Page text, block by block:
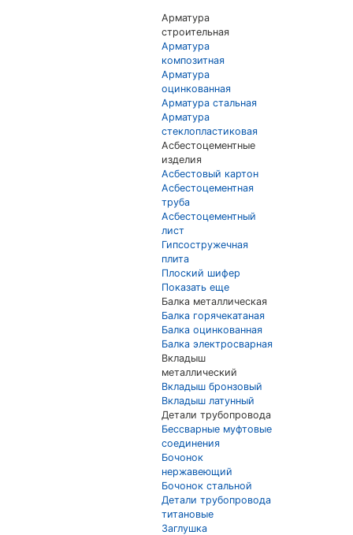
Арматура
строительная
Арматура
композитная
Арматура
оцинкованная
Арматура стальная
Арматура
стеклопластиковая
Асбестоцементные
изделия
Асбестовый картон
Асбестоцементная
труба
Асбестоцементный
лист
Гипсостружечная
плита
Плоский шифер
Показать еще
Балка металлическая
Балка горячекатаная
Балка оцинкованная
Балка электросварная
Вкладыш
металлический
Вкладыш бронзовый
Вкладыш латунный
Детали трубопровода
Бессварные муфтовые
соединения
Бочонок
нержавеющий
Бочонок стальной
Детали трубопровода
титановые
Заглушка